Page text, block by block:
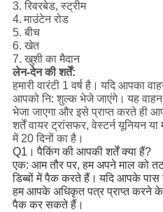
3. रिवरबेड, स्ट्रीम
4. माउंटेन रोड
5. बीच
6. खेत
7. खुशी का मैदान
लेन-देन की शर्तें:
हमारी वारंटी 1 वर्ष है। यदि आपका
आपको नि: शुल्क भेजे जाएंगे। यह
भेजा जाएगा और इसे प्राप्त करते ही
शर्तें वायर ट्रांसफर, वेस्टर्न यूनियन या
में 20 दिनों का है।
Q1। पैकिंग की आपकी शर्तें क्या हैं?
एक: आम तौर पर, हम अपने माल को
डिब्बों में पैक करते हैं। यदि आपके पास
हम आपके अधिकृत पत्र प्राप्त करने
पैक कर सकते हैं।